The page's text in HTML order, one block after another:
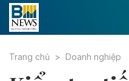
Trang chủ Doanh nghiệp